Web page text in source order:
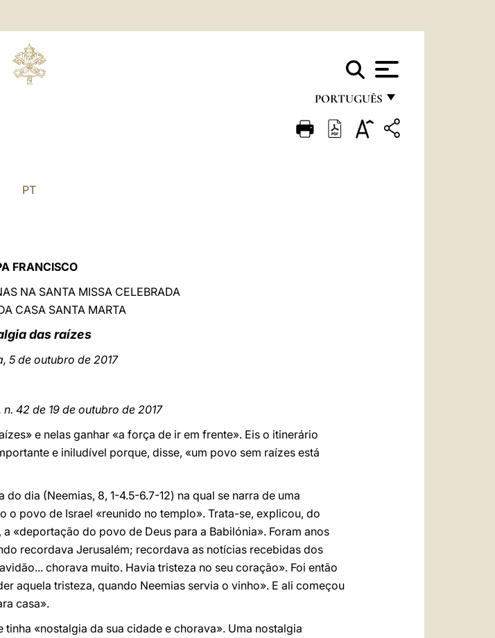
PORTUGUÊS
FRANÇAIS
PT
FRANCISCO
NA SANTA MISSA CELEBRADA
CASA SANTA MARTA
das raízes
5 de outubro de 2017
42 de 19 de outubro de 2017
e nelas ganhar «a força de ir em frente». Eis o itinerário
e iniludível porque, disse, «um povo sem raízes está
dia (Neemias, 8, 1-4.5-6.7-12) na qual se narra de uma
o povo de Israel «reunido no templo». Trata-se, explicou, do
«deportação do povo de Deus para a Babilónia». Foram anos
recordava Jerusalém; recordava as notícias recebidas dos
chorava muito. Havia tristeza no seu coração». Foi então
aquela tristeza, quando Neemias servia o vinho». E ali começou
casa».
«nostalgia da sua cidade e chorava». Uma nostalgia